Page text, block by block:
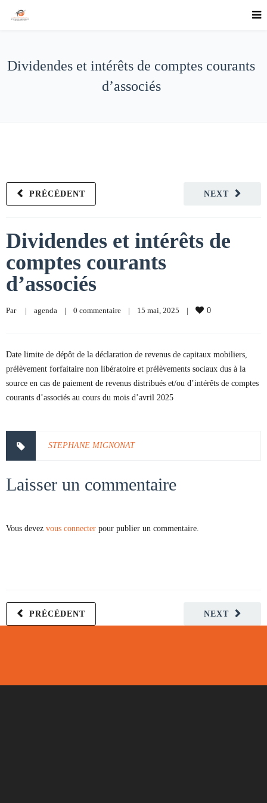
Dividendes et intérêts de comptes courants
d’associés
NEXT
PRÉCÉDENT
Dividendes et intérêts de
comptes courants
d’associés
Par | agenda | 0 commentaire | 15 mai, 2025 | 0
Date limite de dépôt de la déclaration de revenus de capitaux mobiliers,
prélèvement forfaitaire non libératoire et prélèvements sociaux dus à la
source en cas de paiement de revenus distribués et/ou d’intérêts de comptes
courants d’associés au cours du mois d’avril 2025
STEPHANE MIGNONAT
Laisser un commentaire
Vous devez vous connecter pour publier un commentaire.
NEXT
PRÉCÉDENT